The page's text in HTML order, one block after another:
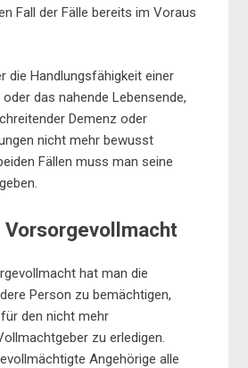
Fall der Fälle bereits im Voraus
die Handlungsfähigkeit einer
das nahende Lebensende,
Demenz oder
nicht mehr bewusst
Fällen muss man seine
hat man die
Person zu bemächtigen,
den nicht mehr
zu erledigen.
Angehörige alle